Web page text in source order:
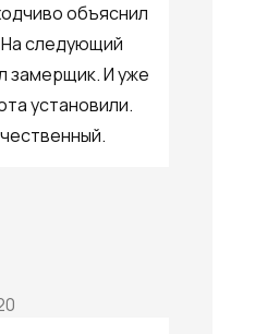
объяснил
На следующий
замерщик. И уже
установили.